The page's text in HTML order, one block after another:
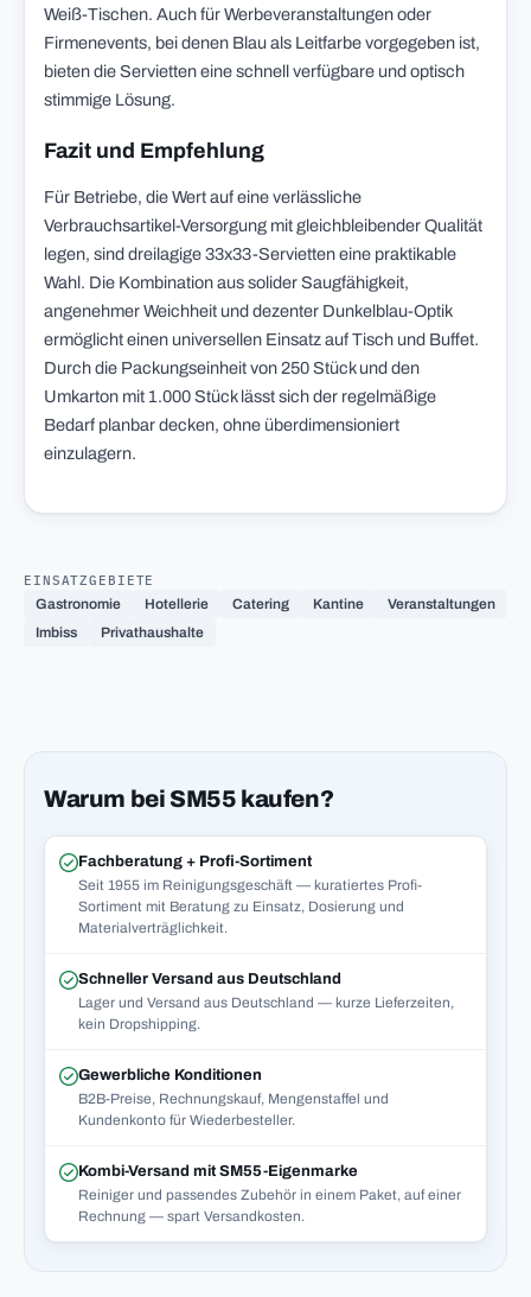
Weiß-Tischen. Auch für Werbeveranstaltungen oder
Firmenevents, bei denen Blau als Leitfarbe vorgegeben ist,
bieten die Servietten eine schnell verfügbare und optisch
stimmige Lösung.
Fazit und Empfehlung
Für Betriebe, die Wert auf eine verlässliche
Verbrauchsartikel-Versorgung mit gleichbleibender Qualität
legen, sind dreilagige 33x33-Servietten eine praktikable
Wahl. Die Kombination aus solider Saugfähigkeit,
angenehmer Weichheit und dezenter Dunkelblau-Optik
ermöglicht einen universellen Einsatz auf Tisch und Buffet.
Durch die Packungseinheit von 250 Stück und den
Umkarton mit 1.000 Stück lässt sich der regelmäßige
Bedarf planbar decken, ohne überdimensioniert
einzulagern.
EINSATZGEBIETE
Gastronomie
Hotellerie Catering Kantine
Veranstaltungen
Imbiss
Privathaushalte
Warum bei SM55 kaufen?
Fachberatung + Profi-Sortiment
Seit 1955 im Reinigungsgeschäft — kuratiertes Profi-
Sortiment mit Beratung zu Einsatz, Dosierung und
Materialverträglichkeit.
Schneller Versand aus Deutschland
Lager und Versand aus Deutschland — kurze Lieferzeiten,
kein Dropshipping.
Gewerbliche Konditionen
B2B-Preise, Rechnungskauf, Mengenstaffel und
Kundenkonto für Wiederbesteller.
Kombi-Versand mit SM55-Eigenmarke
Reiniger und passendes Zubehör in einem Paket, auf einer
Rechnung — spart Versandkosten.